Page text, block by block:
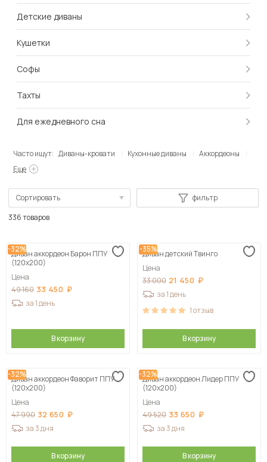
Детские диваны
Кушетки
Софы
Тахты
Для ежедневного сна
Часто ищут: Диваны-кровати Кухонные диваны
Аккордеоны
Еще
Сортировать
Сначала дорогие
фильтр
336 товаров
-32%
Диван аккордеон Барон ППУ
(120х200)
Цена
49 160 33 450
за 1 день
В корзину
-35%
Диван детский Твинго
Цена
33 000 21 450
за 1 день
1отзыв
В корзину
-32%
Диван аккордеон Фаворит ППУ
(120х200)
Цена
47 990 32 650
за 3 дня
В корзину
-32%
Диван аккордеон Лидер ППУ
(120х200)
Цена
49 520 33 650
за 3 дня
В корзину